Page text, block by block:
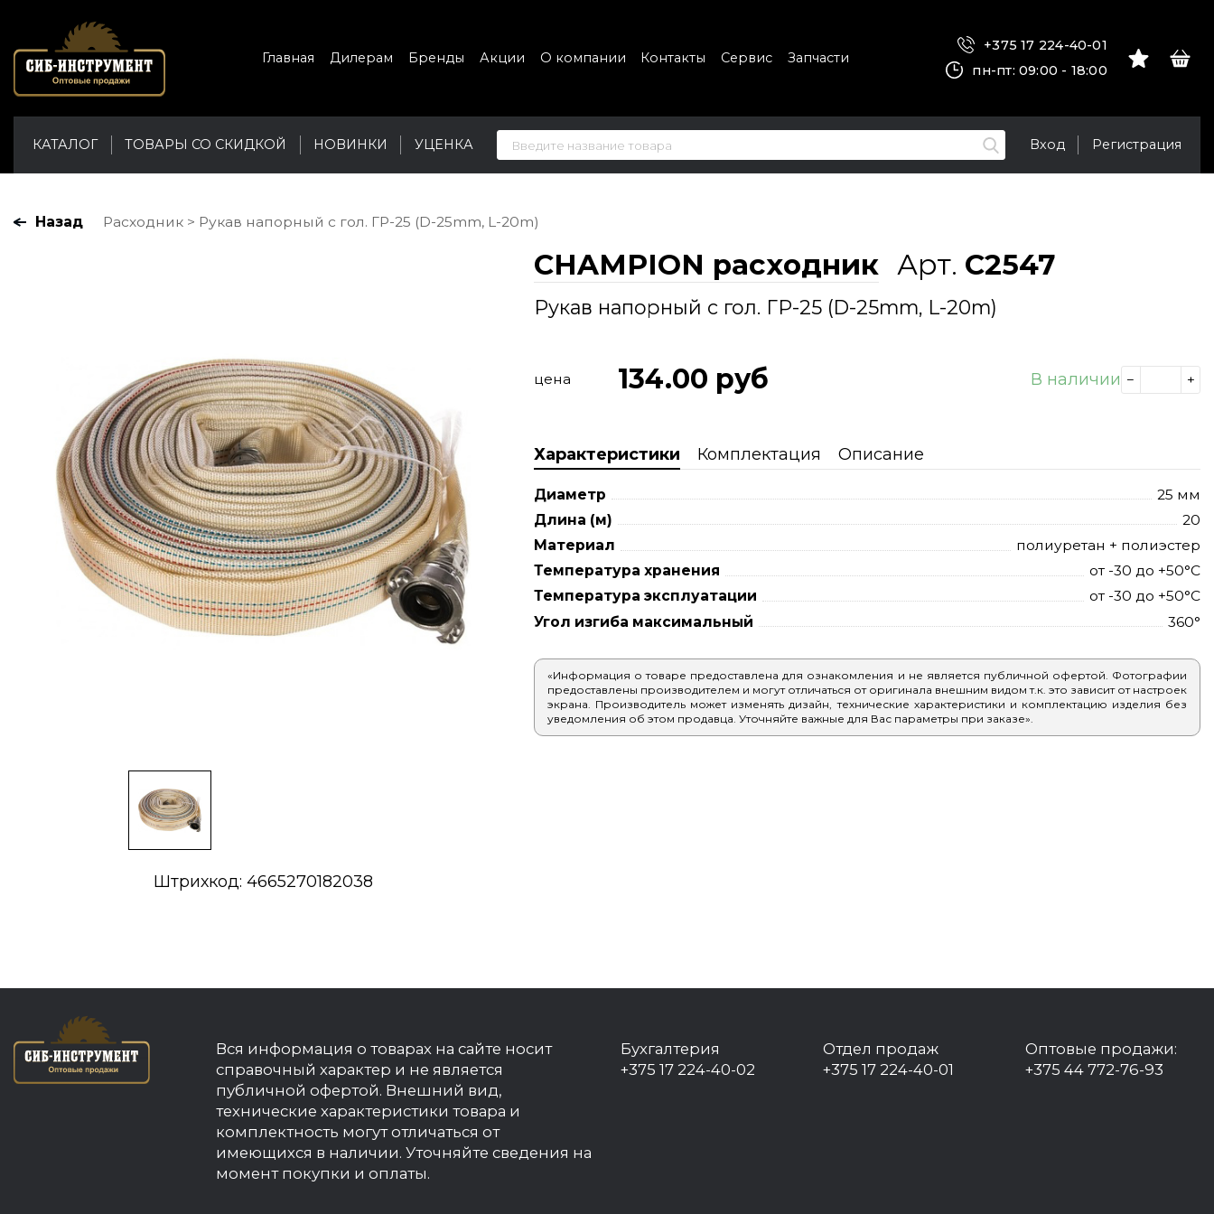
Главная Дилерам Бренды Акции О компании Контакты Сервис Запчасти
+375 17 224-40-01
пн-пт: 09:00 - 18:00
КАТАЛОГ ТОВАРЫ СО СКИДКОЙ НОВИНКИ УЦЕНКА Вход Регистрация
Назад Расходник Рукав напорный с гол. ГР-25 (D-25mm, L-20m)
Штрихкод: 4665270182038
CHAMPION расходник Арт. C2547
Рукав напорный с гол. ГР-25 (D-25mm, L-20m)
цена 134.00 руб В наличии
Характеристики Комплектация Описание
Диаметр
25 мм
Длина (м)
20
Материал
полиуретан + полиэстер
Температура хранения
от -30 до +50°С
Температура эксплуатации
от -30 до +50°С
Угол изгиба максимальный
360°
«Информация о товаре предоставлена для ознакомления и не является публичной офертой. Фотографии
предоставлены производителем и могут отличаться от оригинала внешним видом т.к. это зависит от настроек
экрана. Производитель может изменять дизайн, технические характеристики и комплектацию изделия без
уведомления об этом продавца. Уточняйте важные для Вас параметры при заказе».
Вся информация о товарах на сайте носит
справочный характер и не является
публичной офертой. Внешний вид,
технические характеристики товара и
комплектность могут отличаться от
имеющихся в наличии. Уточняйте сведения на
момент покупки и оплаты.
Бухгалтерия
+375 17 224-40-02
Отдел продаж
+375 17 224-40-01
Оптовые продажи:
+375 44 772-76-93